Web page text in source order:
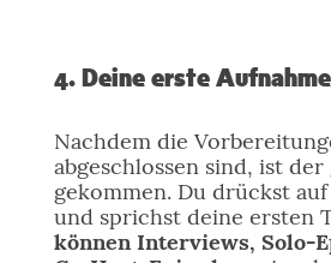
4. Deine erste Aufnahme
Nachdem die
abgeschlossen sind, ist
gekommen. Du drückst auf
und sprichst deine ersten
können Interviews, Solo-